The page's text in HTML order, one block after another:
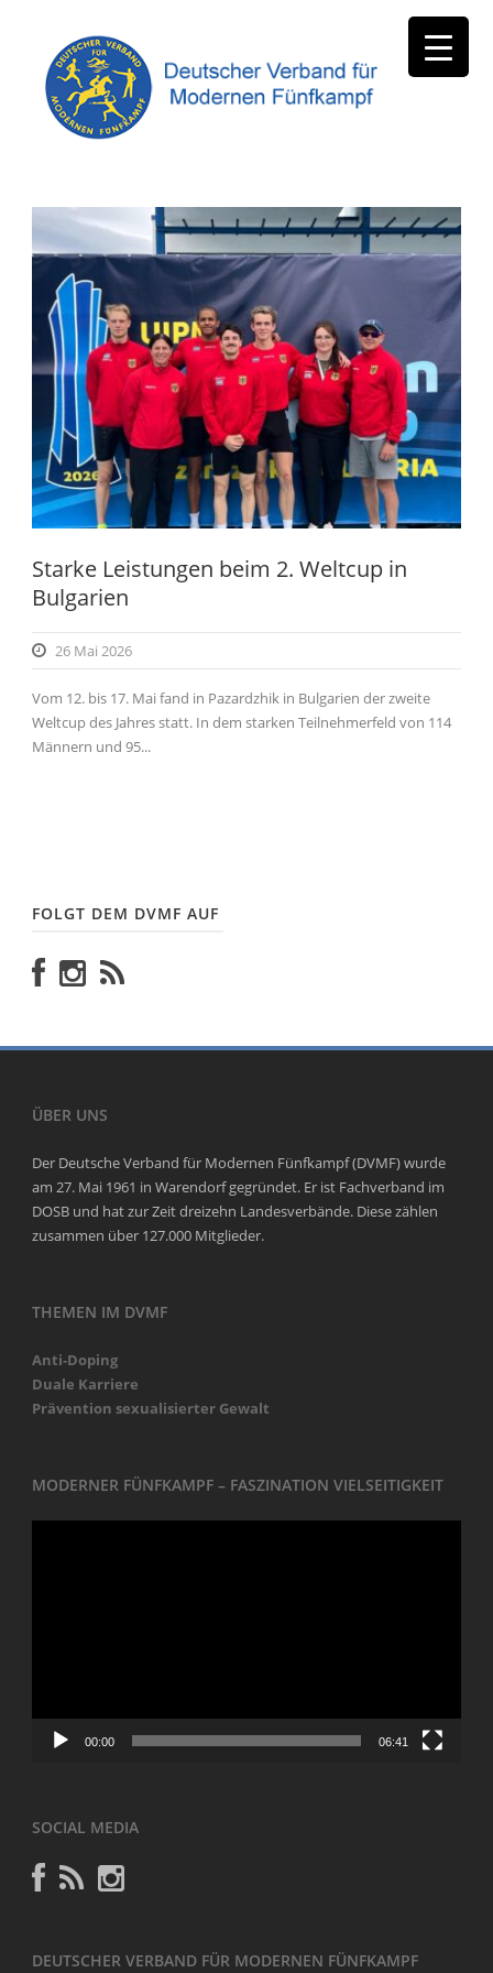
Starke Leistungen beim 2. Weltcup in
Bulgarien
26 Mai 2026
Vom 12. bis 17. Mai fand in Pazardzhik in Bulgarien der zweite
Weltcup des Jahres statt. In dem starken Teilnehmerfeld von 114
Männern und 95...
FOLGT DEM DVMF AUF
ÜBER UNS
Der Deutsche Verband für Modernen Fünfkampf (DVMF) wurde
am 27. Mai 1961 in Warendorf gegründet. Er ist Fachverband im
DOSB und hat zur Zeit dreizehn Landesverbände. Diese zählen
zusammen über 127.000 Mitglieder.
THEMEN IM DVMF
Anti-Doping
Duale Karriere
Prävention sexualisierter Gewalt
MODERNER FÜNFKAMPF – FASZINATION VIELSEITIGKEIT
00:00 06:41
SOCIAL MEDIA
DEUTSCHER VERBAND FÜR MODERNEN FÜNFKAMPF